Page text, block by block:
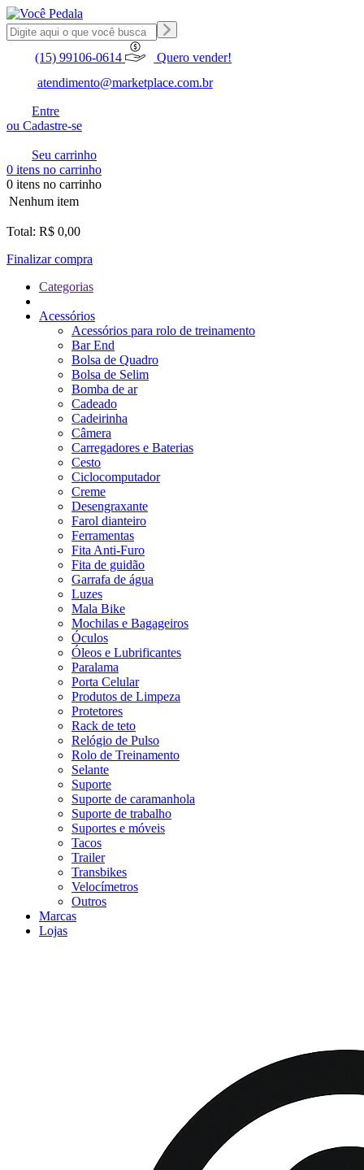
(15) 99106-0614
Quero vender!
atendimento@marketplace.com.br
Entre
ou Cadastre-se
Seu carrinho
0 itens no carrinho
0 itens no carrinho
Nenhum item
Total: R$ 0,00
Finalizar compra
Categorias
Acessórios
Acessórios para rolo de treinamento
Bar End
Bolsa de Quadro
Bolsa de Selim
Bomba de ar
Cadeado
Cadeirinha
Câmera
Carregadores e Baterias
Cesto
Ciclocomputador
Creme
Desengraxante
Farol dianteiro
Ferramentas
Fita Anti-Furo
Fita de guidão
Garrafa de água
Luzes
Mala Bike
Mochilas e Bagageiros
Óculos
Óleos e Lubrificantes
Paralama
Porta Celular
Produtos de Limpeza
Protetores
Rack de teto
Relógio de Pulso
Rolo de Treinamento
Selante
Suporte
Suporte de caramanhola
Suporte de trabalho
Suportes e móveis
Tacos
Trailer
Transbikes
Velocímetros
Outros
Marcas
Lojas